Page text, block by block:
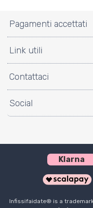
Pagamenti accettati
Link utili
Contattaci
Social
Klarna
Infissifaidate® is a trademark